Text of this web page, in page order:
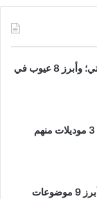
الفرق بين كيا سيراتو وكيا فورتي؛ وأبرز 8 عيوب في
مواضيع عن التنمية البشرية؛ وأبرز 9 موضوعات